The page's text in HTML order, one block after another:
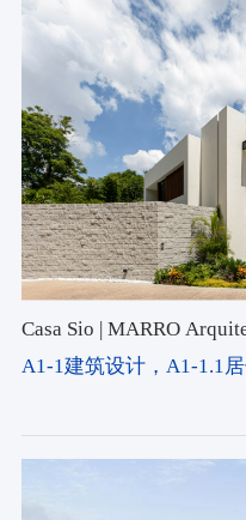
Casa Sio | MARRO
A1-1建筑设计，A1-1.1